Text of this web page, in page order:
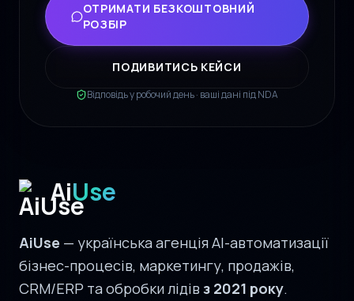
ОТРИМАТИ БЕЗКОШТОВНИЙ
РОЗБІР
ПОДИВИТИСЬ КЕЙСИ
Відповідь у робочий день · ваші дані під NDA
AiUse
AiUse — українська агенція AI-автоматизації
бізнес-процесів, маркетингу, продажів,
CRM/ERP та обробки лідів з 2021 року.